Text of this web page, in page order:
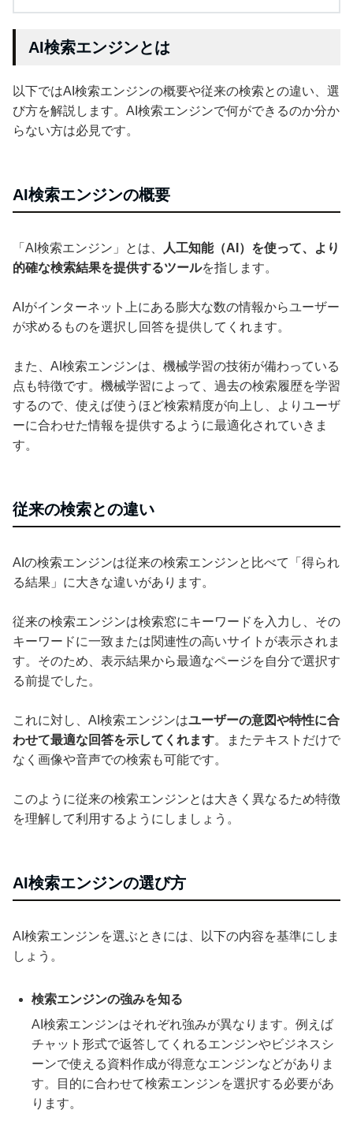
AI検索エンジンとは
以下ではAI検索エンジンの概要や従来の検索との違い、選
び方を解説します。AI検索エンジンで何ができるのか分か
らない方は必見です。
AI検索エンジンの概要
「AI検索エンジン」とは、
人工知能（AI）を使って、より
的確な検索結果を提供するツールを指します。
AIがインターネット上にある膨大な数の情報からユーザー
が求めるものを選択し回答を提供してくれます。
また、AI検索エンジンは、機械学習の技術が備わっている
点も特徴です。機械学習によって、過去の検索履歴を学習
するので、使えば使うほど検索精度が向上し、よりユーザ
ーに合わせた情報を提供するように最適化されていきま
す。
従来の検索との違い
AIの検索エンジンは従来の検索エンジンと比べて「得られ
る結果」に大きな違いがあります。
従来の検索エンジンは検索窓にキーワードを入力し、その
キーワードに一致または関連性の高いサイトが表示されま
す。そのため、表示結果から最適なページを自分で選択す
る前提でした。
これに対し、AI検索エンジンはユーザーの意図や特性に合
わせて最適な回答を示してくれます。またテキストだけで
なく画像や音声での検索も可能です。
このように従来の検索エンジンとは大きく異なるため特徴
を理解して利用するようにしましょう。
AI検索エンジンの選び方
AI検索エンジンを選ぶときには、以下の内容を基準にしま
しょう。
検索エンジンの強みを知る
AI検索エンジンはそれぞれ強みが異なります。例えば
チャット形式で返答してくれるエンジンやビジネスシ
ーンで使える資料作成が得意なエンジンなどがありま
す。目的に合わせて検索エンジンを選択する必要があ
ります。